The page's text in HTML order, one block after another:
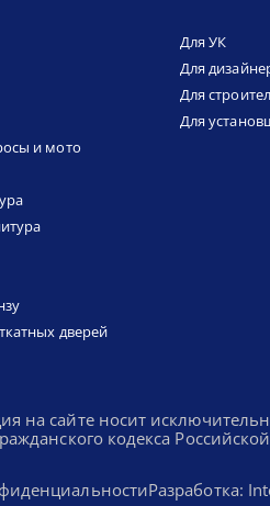
и мото
дверей
Для УК
Для
Для
Для
на сайте носит
кодекса
Разработка: